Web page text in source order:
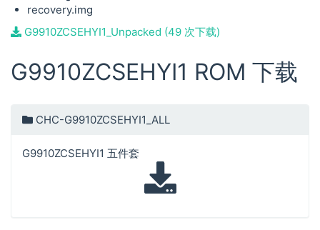
recovery.img
G9910ZCSEHYI1_Unpacked (49 次下载)
G9910ZCSEHYI1 ROM 下载
CHC-G9910ZCSEHYI1_ALL
G9910ZCSEHYI1 五件套